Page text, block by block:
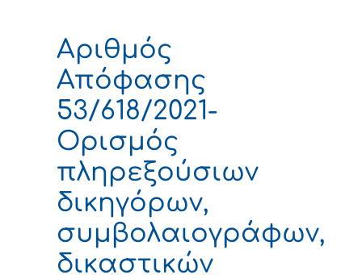
Αριθμός
Απόφασης
53/618/2021-
Ορισμός
πληρεξούσιων
δικηγόρων,
συμβολαιογράφων,
δικαστικών